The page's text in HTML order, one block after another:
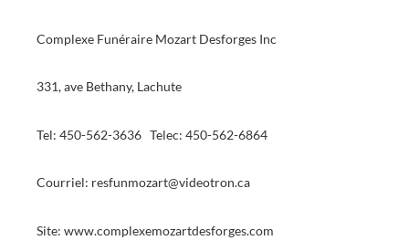
Complexe Funéraire Mozart Desforges Inc
331, ave Bethany, Lachute
Tel: 450-562-3636 Telec: 450-562-6864
Courriel: resfunmozart@videotron.ca
Site: www.complexemozartdesforges.com